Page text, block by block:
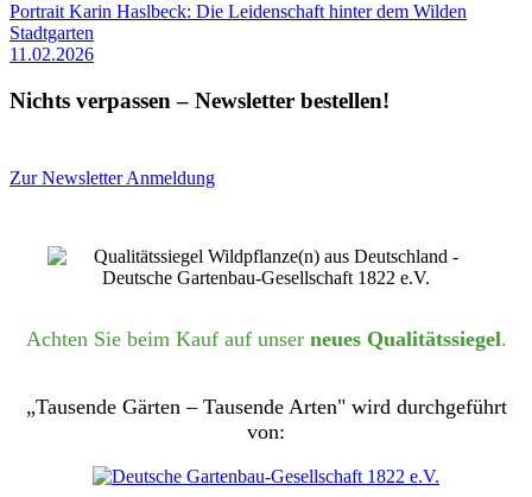
Portrait Karin Haslbeck: Die Leidenschaft hinter dem Wilden
Stadtgarten
11.02.2026
Nichts verpassen – Newsletter bestellen!
Zur Newsletter Anmeldung
Achten Sie beim Kauf auf unser neues Qualitätssiegel.
„Tausende Gärten – Tausende Arten" wird durchgeführt
von: